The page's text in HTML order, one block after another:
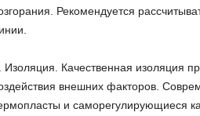
Рекомендуется
Изоляция. Качественная изоляция
внешних факторов.
и саморегулирующиеся